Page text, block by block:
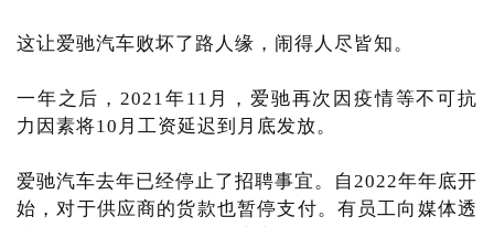
这让爱驰汽车败坏了路人缘，闹得人尽皆知。
一年之后，2021年11月，爱驰再次因疫情等不可抗
力因素将10月工资延迟到月底发放。
爱驰汽车去年已经停止了招聘事宜。自2022年年底开
始，对于供应商的货款也暂停支付。有员工向媒体透